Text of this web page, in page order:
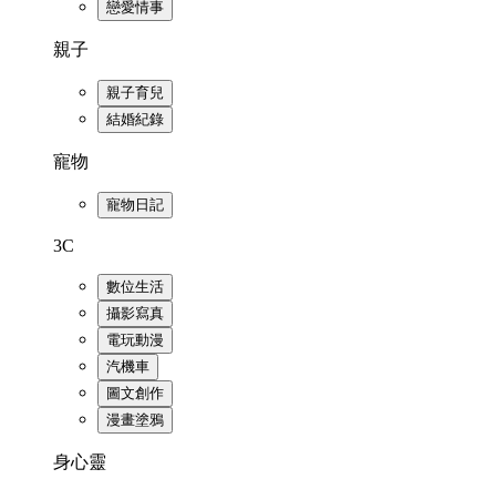
戀愛情事
親子
親子育兒
結婚紀錄
寵物
寵物日記
3C
數位生活
攝影寫真
電玩動漫
汽機車
圖文創作
漫畫塗鴉
身心靈